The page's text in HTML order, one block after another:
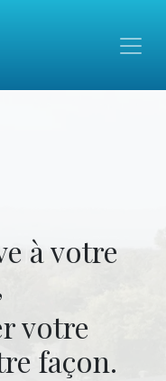
à votre
votre
façon.